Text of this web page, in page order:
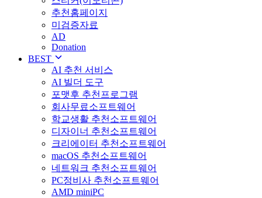
추천홈페이지
미검증자료
AD
Donation
BEST
AI 추천 서비스
AI 빌더 도구
포맷후 추천프로그램
회사무료소프트웨어
학교생활 추천소프트웨어
디자이너 추천소프트웨어
크리에이터 추천소프트웨어
macOS 추천소프트웨어
네트워크 추천소프트웨어
PC정비사 추천소프트웨어
AMD miniPC